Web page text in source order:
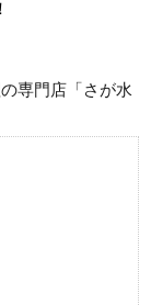
専門店「さが水